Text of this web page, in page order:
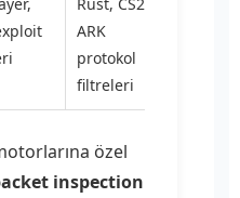
ARK
protokol
filtreleri
özel
inspection